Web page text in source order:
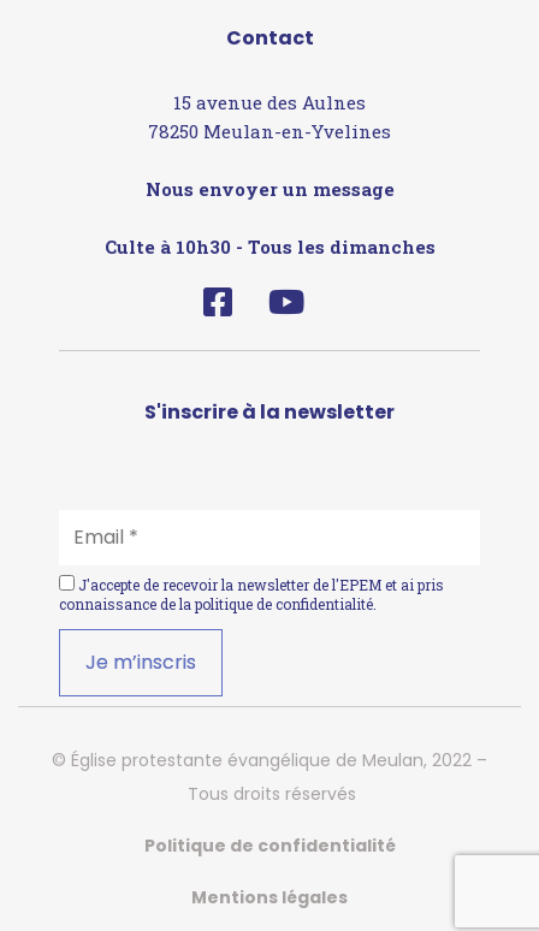
Contact
15 avenue des Aulnes
78250 Meulan-en-Yvelines
Nous envoyer un message
Culte à 10h30 - Tous les dimanches
S'inscrire à la newsletter
J'accepte de recevoir la newsletter de l'EPEM et ai pris
connaissance de la politique de confidentialité
© Église protestante évangélique de Meulan, 2022 –
Tous droits réservés
Politique de confidentialité
Mentions légales